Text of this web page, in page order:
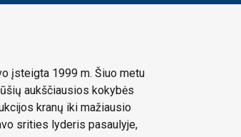
įsteigta 1999 m. Šiuo metu
aukščiausios kokybės
kranų iki mažiausio
srities lyderis pasaulyje,